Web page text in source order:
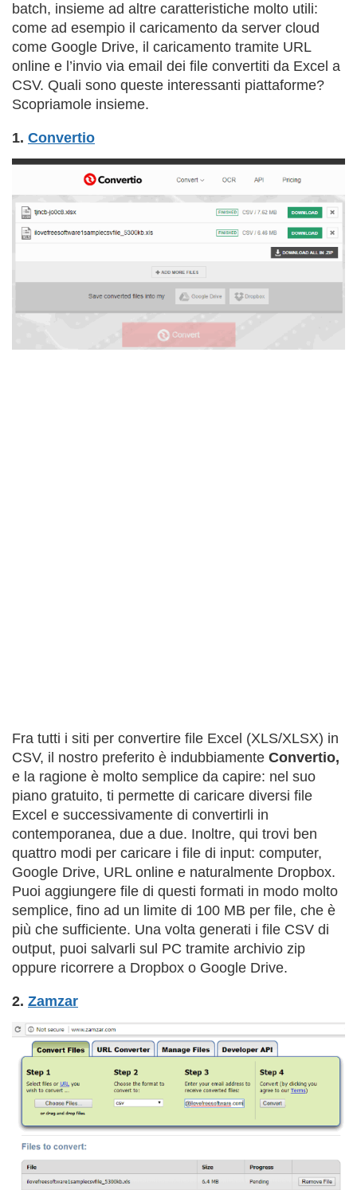
batch, insieme ad altre caratteristiche molto utili:
come ad esempio il caricamento da server cloud
come Google Drive, il caricamento tramite URL
online e l’invio via email dei file convertiti da Excel a
CSV. Quali sono queste interessanti piattaforme?
Scopriamole insieme.
1. Convertio
Fra tutti i siti per convertire file Excel (XLS/XLSX) in
CSV, il nostro preferito è indubbiamente Convertio,
e la ragione è molto semplice da capire: nel suo
piano gratuito, ti permette di caricare diversi file
Excel e successivamente di convertirli in
contemporanea, due a due. Inoltre, qui trovi ben
quattro modi per caricare i file di input: computer,
Google Drive, URL online e naturalmente Dropbox.
Puoi aggiungere file di questi formati in modo molto
semplice, fino ad un limite di 100 MB per file, che è
più che sufficiente. Una volta generati i file CSV di
output, puoi salvarli sul PC tramite archivio zip
oppure ricorrere a Dropbox o Google Drive.
2. Zamzar